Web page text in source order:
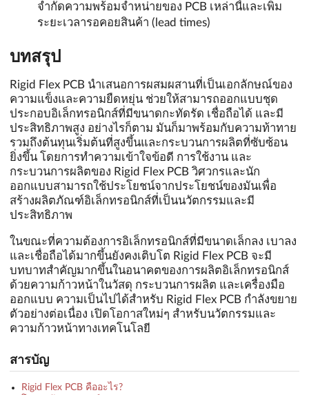
จำกัดความพร้อมจำหน่ายของ PCB เหล่านี้และเพิ่ม
ระยะเวลารอคอยสินค้า (lead times)
บทสรุป
Rigid Flex PCB นำเสนอการผสมผสานที่เป็นเอกลักษณ์ของ
ความแข็งและความยืดหยุ่น ช่วยให้สามารถออกแบบชุด
ประกอบอิเล็กทรอนิกส์ที่มีขนาดกะทัดรัด เชื่อถือได้ และมี
ประสิทธิภาพสูง อย่างไรก็ตาม มันก็มาพร้อมกับความท้าทาย
รวมถึงต้นทุนเริ่มต้นที่สูงขึ้นและกระบวนการผลิตที่ซับซ้อน
ยิ่งขึ้น โดยการทำความเข้าใจข้อดี การใช้งาน และ
กระบวนการผลิตของ Rigid Flex PCB วิศวกรและนัก
ออกแบบสามารถใช้ประโยชน์จากประโยชน์ของมันเพื่อ
สร้างผลิตภัณฑ์อิเล็กทรอนิกส์ที่เป็นนวัตกรรมและมี
ประสิทธิภาพ
ในขณะที่ความต้องการอิเล็กทรอนิกส์ที่มีขนาดเล็กลง เบาลง
และเชื่อถือได้มากขึ้นยังคงเติบโต Rigid Flex PCB จะมี
บทบาทสำคัญมากขึ้นในอนาคตของการผลิตอิเล็กทรอนิกส์
ด้วยความก้าวหน้าในวัสดุ กระบวนการผลิต และเครื่องมือ
ออกแบบ ความเป็นไปได้สำหรับ Rigid Flex PCB กำลังขยาย
ตัวอย่างต่อเนื่อง เปิดโอกาสใหม่ๆ สำหรับนวัตกรรมและ
ความก้าวหน้าทางเทคโนโลยี
สารบัญ
Rigid Flex PCB คืออะไร?